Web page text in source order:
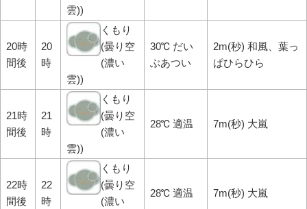
雲))
20時
間後
20
時
くもり
(曇り空
(濃い
雲))
30℃ だい
ぶあつい
2m(秒) 和風、葉っ
ぱひらひら
21時
間後
21
時
くもり
(曇り空
(濃い
雲))
28℃ 適温 7m(秒) 大嵐
22時
間後
22
時
くもり
(曇り空
(濃い
28℃ 適温 7m(秒) 大嵐